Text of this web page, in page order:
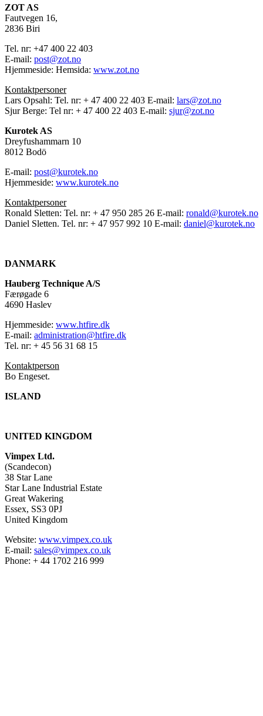
ZOT AS
Fautvegen 16,
2836 Biri
Tel. nr: +47 400 22 403
E-mail: post@zot.no
Hjemmeside: Hemsida: www.zot.no
Kontaktpersoner
Lars Opsahl: Tel. nr: + 47 400 22 403 E-mail: lars@zot.no
Sjur Berge: Tel nr: + 47 400 22 403 E-mail: sjur@zot.no
Kurotek AS
Dreyfushammarn 10
8012 Bodö
E-mail: post@kurotek.no
Hjemmeside: www.kurotek.no
Kontaktpersoner
Ronald Sletten: Tel. nr: + 47 950 285 26 E-mail: ronald@kurotek.no
Daniel Sletten. Tel. nr: + 47 957 992 10 E-mail: daniel@kurotek.no
DANMARK
Hauberg Technique A/S
Færøgade 6
4690 Haslev
Hjemmeside: www.htfire.dk
E-mail: administration@htfire.dk
Tel. nr: + 45 56 31 68 15
Kontaktperson
Bo Engeset.
ISLAND
UNITED KINGDOM
Vimpex Ltd.
(Scandecon)
38 Star Lane
Star Lane Industrial Estate
Great Wakering
Essex, SS3 0PJ
United Kingdom
Website: www.vimpex.co.uk
E-mail: sales@vimpex.co.uk
Phone: + 44 1702 216 999